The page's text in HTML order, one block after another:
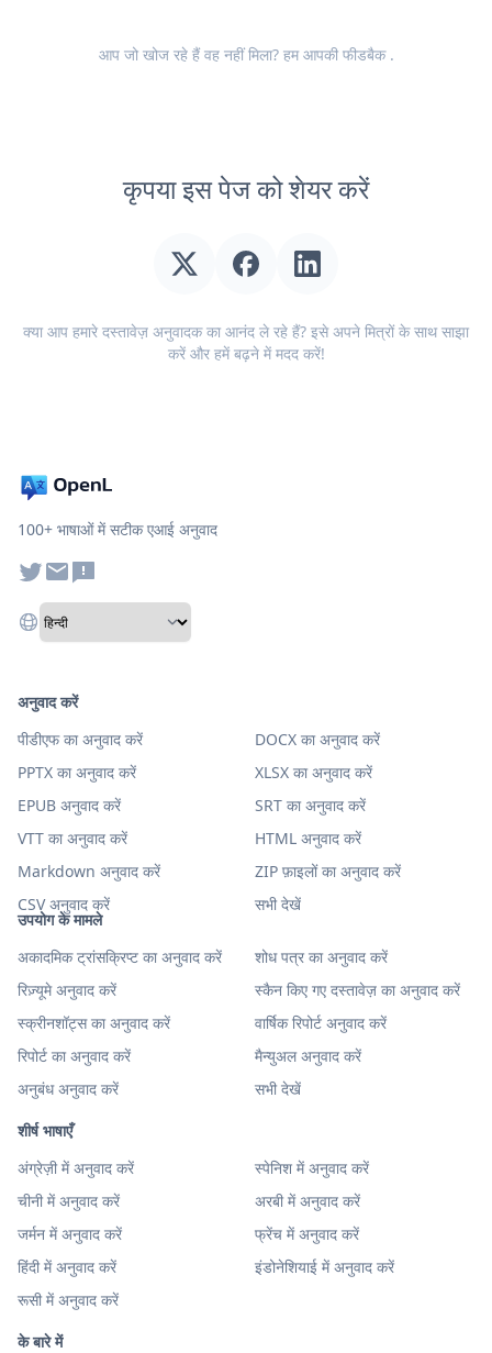
आप जो खोज रहे हैं वह नहीं मिला? हम आपकी फीडबैक.
कृपया इस पेज को शेयर करें
क्या आप हमारे दस्तावेज़ अनुवादक का आनंद ले रहे हैं? इसे अपने मित्रों के साथ साझा
करें और हमें बढ़ने में मदद करें!
100+ भाषाओं में सटीक एआई अनुवाद
उपयोग के मामले
अकादमिक ट्रांसक्रिप्ट का अनुवाद करें
शोध पत्र का अनुवाद करें
रिज़्यूमे अनुवाद करें
स्कैन किए गए दस्तावेज़ का अनुवाद करें
स्क्रीनशॉट्स का अनुवाद करें
वार्षिक रिपोर्ट अनुवाद करें
रिपोर्ट का अनुवाद करें
मैन्युअल अनुवाद करें
अनुबंध अनुवाद करें
सभी देखें
शीर्ष भाषाएँ
अंग्रेज़ी में अनुवाद करें
स्पेनिश में अनुवाद करें
चीनी में अनुवाद करें
अरबी में अनुवाद करें
जर्मन में अनुवाद करें
फ्रेंच में अनुवाद करें
हिंदी में अनुवाद करें
इंडोनेशियाई में अनुवाद करें
रूसी में अनुवाद करें
अनुवाद करें
पीडीएफ का अनुवाद करें
DOCX का अनुवाद करें
PPTX का अनुवाद करें
XLSX का अनुवाद करें
EPUB अनुवाद करें
SRT का अनुवाद करें
VTT का अनुवाद करें
HTML अनुवाद करें
Markdown अनुवाद करें
ZIP फ़ाइलों का अनुवाद करें
CSV अनुवाद करें
सभी देखें
के बारे में